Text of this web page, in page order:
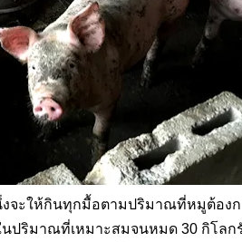
งจะให้กินทุกมื้อตามปริมาณที่หมูต้อง
นปริมาณที่เหมาะสมจนหมด 30 กิโลก